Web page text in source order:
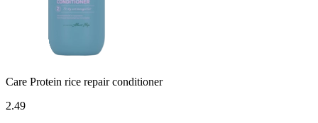
Care Protein rice repair conditioner
2.49